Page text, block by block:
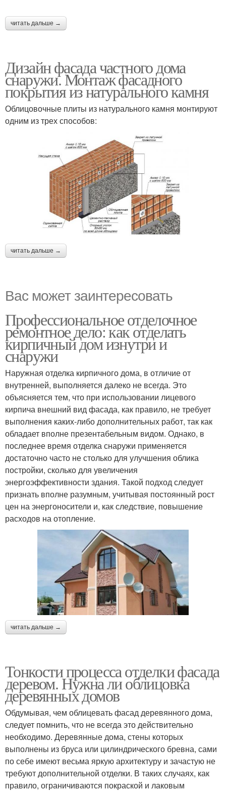
читать дальше →
Дизайн фасада частного дома
снаружи. Монтаж фасадного
покрытия из натурального камня
Облицовочные плиты из натурального камня монтируют
одним из трех способов:
читать дальше →
Вас может заинтересовать
Профессиональное отделочное
ремонтное дело: как отделать
кирпичный дом изнутри и
снаружи
Наружная отделка кирпичного дома, в отличие от
внутренней, выполняется далеко не всегда. Это
объясняется тем, что при использовании лицевого
кирпича внешний вид фасада, как правило, не требует
выполнения каких-либо дополнительных работ, так как
обладает вполне презентабельным видом. Однако, в
последнее время отделка снаружи применяется
достаточно часто не столько для улучшения облика
постройки, сколько для увеличения
энергоэффективности здания. Такой подход следует
признать вполне разумным, учитывая постоянный рост
цен на энергоносители и, как следствие, повышение
расходов на отопление.
читать дальше →
Тонкости процесса отделки фасада
деревом. Нужна ли облицовка
деревянных домов
Обдумывая, чем облицевать фасад деревянного дома,
следует помнить, что не всегда это действительно
необходимо. Деревянные дома, стены которых
выполнены из бруса или цилиндрического бревна, сами
по себе имеют весьма яркую архитектуру и зачастую не
требуют дополнительной отделки. В таких случаях, как
правило, ограничиваются покраской и лаковым